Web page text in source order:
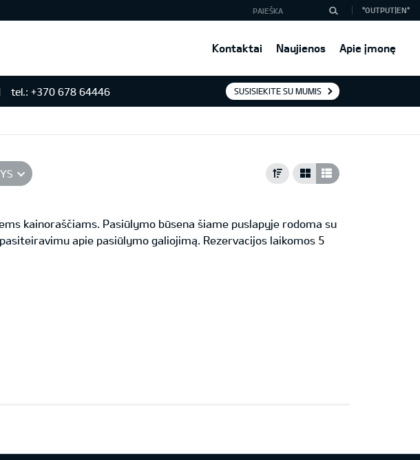
Kontaktai Naujienos Apie įmonę
*OUTPUT|EN*
tel.: +370 678 64446 SUSISIEKITE SU MUMIS
kainoraščiams. Pasiūlymo būsena šiame puslapyje rodoma su
apie pasiūlymo galiojimą. Rezervacijos laikomos 5